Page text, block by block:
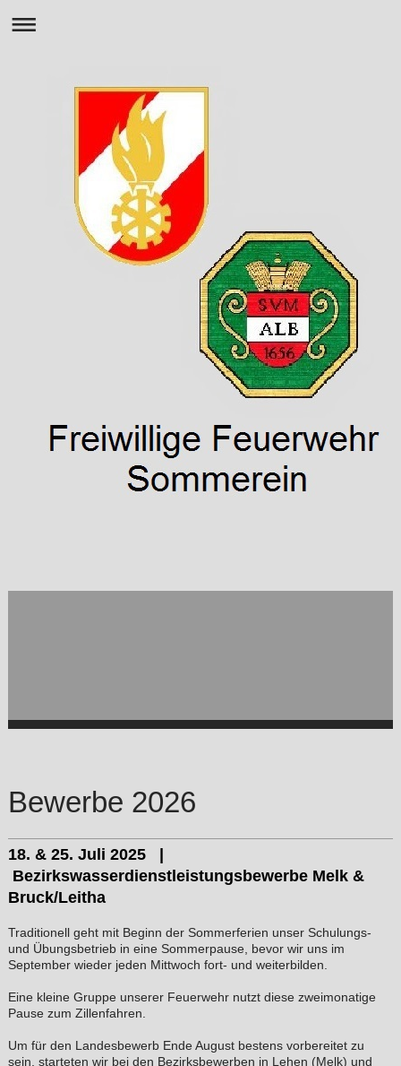
Bewerbe 2026
18. & 25. Juli 2025 |
Bezirkswasserdienstleistungsbewerbe Melk &
Bruck/Leitha
Traditionell geht mit Beginn der Sommerferien unser Schulungs-
und Übungsbetrieb in eine Sommerpause, bevor wir uns im
September wieder jeden Mittwoch fort- und weiterbilden.
Eine kleine Gruppe unserer Feuerwehr nutzt diese zweimonatige
Pause zum Zillenfahren.
Um für den Landesbewerb Ende August bestens vorbereitet zu
sein, starteten wir bei den Bezirksbewerben in Lehen (Melk) und